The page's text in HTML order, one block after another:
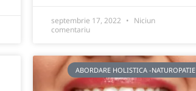
septembrie 17, 2022
Niciun
comentariu
ABORDARE HOLISTICA -NATUROPATIE